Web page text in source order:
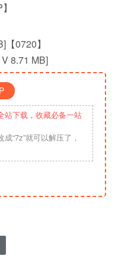
0720】
8.71 MB]
站下载，收藏必备一站
“7z”就可以解压了，